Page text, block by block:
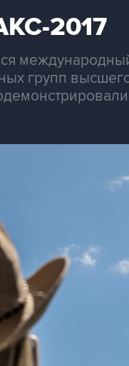
2017
групп